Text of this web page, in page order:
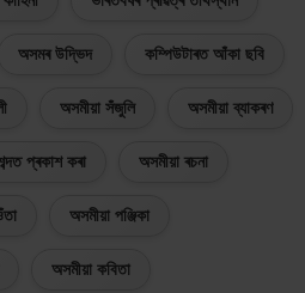
অসমৰ উদ্ভিদ কম্পিউটাৰত আঁকা ছবি
অসমীয়া সঁজুলি অসমীয়া ব্যাকৰণ
প্ৰকাশ কৰা অসমীয়া ৰচনা
অসমীয়া পঞ্জিকা
অসমীয়া কবিতা